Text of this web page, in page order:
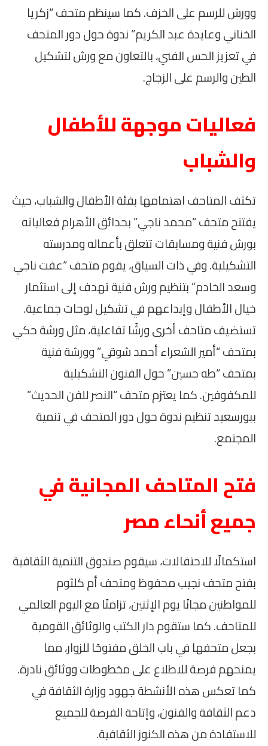
وورش للرسم على الخزف. كما سينظم متحف “زكريا
الخناني وعايدة عبد الكريم” ندوة حول دور المتحف
في تعزيز الحس الفني، بالتعاون مع ورش لتشكيل
الطين والرسم على الزجاج.
فعاليات موجهة للأطفال
والشباب
تكثف المتاحف اهتمامها بفئة الأطفال والشباب، حيث
يفتتح متحف “محمد ناجي” بحدائق الأهرام فعالياته
بورش فنية ومسابقات تتعلق بأعماله ومدرسته
التشكيلية. وفي ذات السياق، يقوم متحف “عفت ناجي
وسعد الخادم” بتنظيم ورش فنية تهدف إلى استثمار
خيال الأطفال وإبداعهم في تشكيل لوحات جماعية.
تستضيف متاحف أخرى ورشًا تفاعلية، مثل ورشة حكي
بمتحف “أمير الشعراء أحمد شوقي” وورشة فنية
بمتحف “طه حسين” حول الفنون التشكيلية
للمكفوفين. كما يعتزم متحف “النصر للفن الحديث”
ببورسعيد تنظيم ندوة حول دور المتحف في تنمية
المجتمع.
فتح المتاحف المجانية في
جميع أنحاء مصر
استكمالًا للاحتفالات، سيقوم صندوق التنمية الثقافية
بفتح متحف نجيب محفوظ ومتحف أم كلثوم
للمواطنين مجانًا يوم الإثنين، تزامنًا مع اليوم العالمي
للمتاحف. كما ستقوم دار الكتب والوثائق القومية
بجعل متحفها في باب الخلق مفتوحًا للزوار، مما
يمنحهم فرصة للاطلاع على مخطوطات ووثائق نادرة.
كما تعكس هذه الأنشطة جهود وزارة الثقافة في
دعم الثقافة والفنون، وإتاحة الفرصة للجميع
للاستفادة من هذه الكنوز الثقافية.